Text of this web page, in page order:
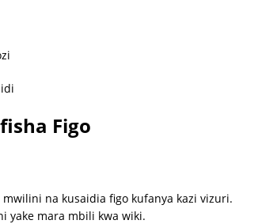
Figo
na kusaidia figo kufanya kazi vizuri.
yake mara mbili kwa wiki.